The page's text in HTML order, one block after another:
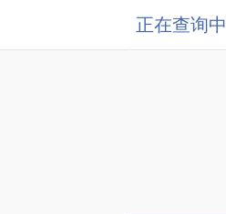
正在查询中